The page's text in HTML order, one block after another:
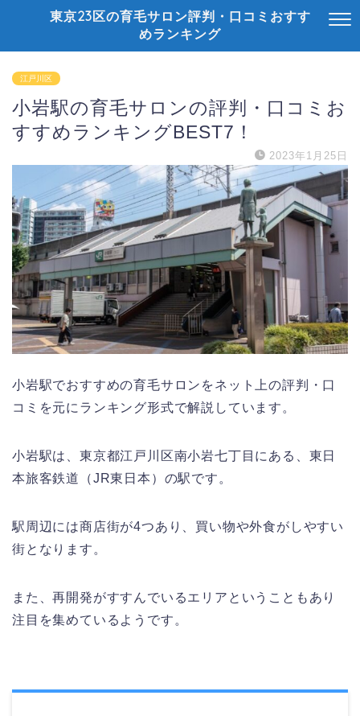
東京23区の育毛サロン評判・口コミおすす
めランキング
江戸川区
小岩駅の育毛サロンの評判・口コミお
すすめランキングBEST7！
2023年1月25日
小岩駅でおすすめの育毛サロンをネット上の評判・口
コミを元にランキング形式で解説しています。
小岩駅は、東京都江戸川区南小岩七丁目にある、東日
本旅客鉄道（JR東日本）の駅です。
駅周辺には商店街が4つあり、買い物や外食がしやすい
街となります。
また、再開発がすすんでいるエリアということもあり
注目を集めているようです。